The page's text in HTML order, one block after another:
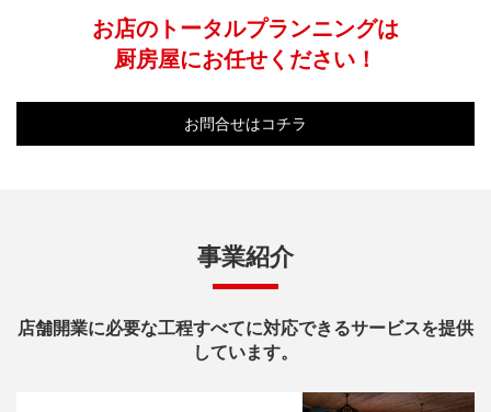
お店のトータルプランニングは
厨房屋にお任せください！
お問合せはコチラ
事業紹介
店舗開業に必要な工程すべてに対応できるサービスを提供
しています。